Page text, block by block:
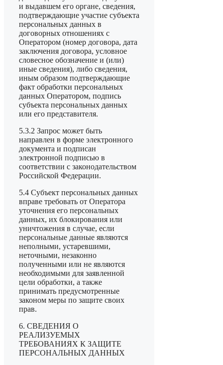
и выдавшем его органе, сведения,
подтверждающие участие субъекта
персональных данных в
договорных отношениях с
Оператором (номер договора, дата
заключения договора, условное
словесное обозначение и (или)
иные сведения), либо сведения,
иным образом подтверждающие
факт обработки персональных
данных Оператором, подпись
субъекта персональных данных
или его представителя.
5.3.2 Запрос может быть
направлен в форме электронного
документа и подписан
электронной подписью в
соответствии с законодательством
Российской Федерации.
5.4 Субъект персональных данных
вправе требовать от Оператора
уточнения его персональных
данных, их блокирования или
уничтожения в случае, если
персональные данные являются
неполными, устаревшими,
неточными, незаконно
полученными или не являются
необходимыми для заявленной
цели обработки, а также
принимать предусмотренные
законом меры по защите своих
прав.
6. СВЕДЕНИЯ О
РЕАЛИЗУЕМЫХ
ТРЕБОВАНИЯХ К ЗАЩИТЕ
ПЕРСОНАЛЬНЫХ ДАННЫХ